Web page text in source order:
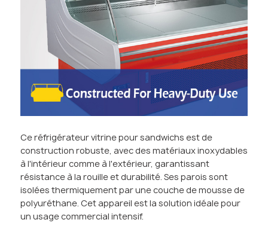
Ce réfrigérateur vitrine pour sandwichs est de
construction robuste, avec des matériaux inoxydables
à l'intérieur comme à l'extérieur, garantissant
résistance à la rouille et durabilité. Ses parois sont
isolées thermiquement par une couche de mousse de
polyuréthane. Cet appareil est la solution idéale pour
un usage commercial intensif.